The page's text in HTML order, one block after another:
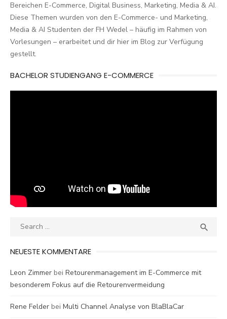
Bereichen E-Commerce, Digital Business, Marketing, Media & AI.
Diese Themen wurden von den E-Commerce- und Marketing,
Media & AI Studenten der FH Wedel – häufig im Rahmen von
Vorlesungen – erarbeitet und dir hier im Blog zur Verfügung
gestellt.
BACHELOR STUDIENGANG E-COMMERCE
Search

NEUESTE KOMMENTARE
Leon Zimmer bei Retourenmanagement im E-Commerce mit
besonderem Fokus auf die Retourenvermeidung
Rene Felder bei Multi Channel Analyse von BlaBlaCar